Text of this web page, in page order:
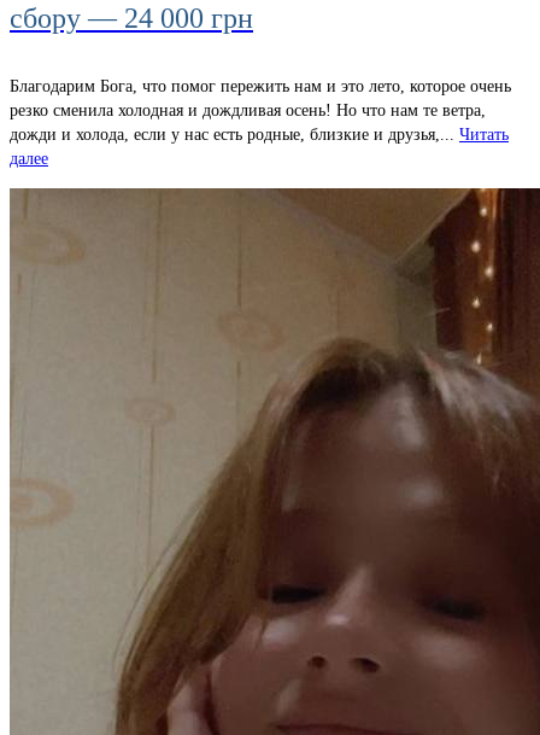
сбору — 24 000 грн
Благодарим Бога, что помог пережить нам и это лето, которое очень
резко сменила холодная и дождливая осень! Но что нам те ветра,
дожди и холода, если у нас есть родные, близкие и друзья,... Читать
далее